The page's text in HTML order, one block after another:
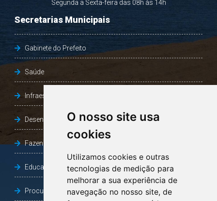
O nosso site usa
cookies
Utilizamos cookies e outras
tecnologias de medição para
melhorar a sua experiência de
navegação no nosso site, de
Segunda a Sexta-feira das 08h às 14h
Secretarias Municipais
Gabinete do Prefeito
Saúde
Infraestrutura, Agricultura e Meio Ambiente
Desenvolvimento Social
Fazenda e Desenvolvimento Econômico
Educação
Procuradoria Geral do Município